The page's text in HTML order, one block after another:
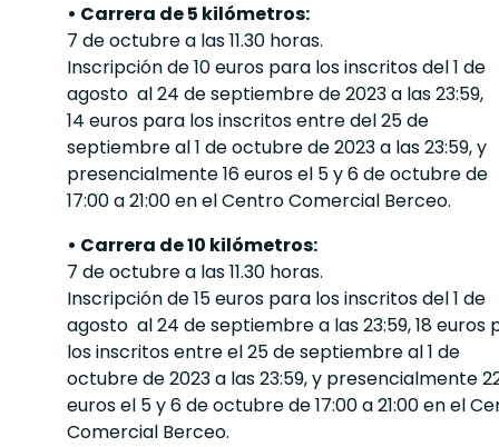
• Carrera de 5 kilómetros:
7 de octubre a las 11.30 horas.
Inscripción de 10 euros para los inscritos del 1 de
agosto al 24 de septiembre de 2023 a las 23:59,
14 euros para los inscritos entre del 25 de
septiembre al 1 de octubre de 2023 a las 23:59, y
presencialmente 16 euros el 5 y 6 de octubre de
17:00 a 21:00 en el Centro Comercial Berceo.
• Carrera de 10 kilómetros:
7 de octubre a las 11.30 horas.
Inscripción de 15 euros para los inscritos del 1 de
agosto al 24 de septiembre a las 23:59, 18 euros
los inscritos entre el 25 de septiembre al 1 de
octubre de 2023 a las 23:59, y presencialmente
euros el 5 y 6 de octubre de 17:00 a 21:00 en el
Comercial Berceo.